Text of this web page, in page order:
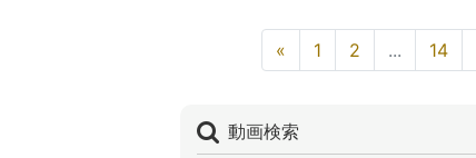
« 1 2 ... 14
動画検索